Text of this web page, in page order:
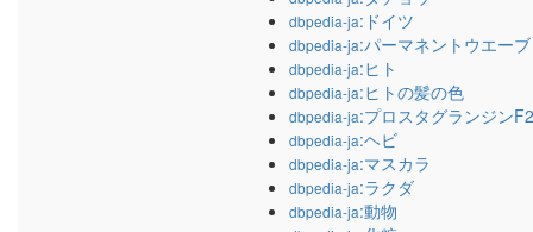
dbpedia-ja:ドイツ
dbpedia-ja:パーマネントウエーブ
dbpedia-ja:ヒト
dbpedia-ja:ヒトの髪の色
dbpedia-ja:プロスタグランジン
dbpedia-ja:ヘビ
dbpedia-ja:マスカラ
dbpedia-ja:ラクダ
dbpedia-ja:動物